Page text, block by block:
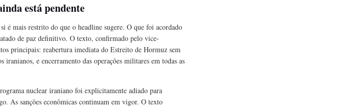
está pendente
é mais restrito do que o headline sugere. O que foi acordado
de paz definitivo. O texto, confirmado pelo vice-
principais: reabertura imediata do Estreito de Hormuz sem
e encerramento das operações militares em todas as
nuclear iraniano foi explicitamente adiado para
As sanções econômicas continuam em vigor. O texto